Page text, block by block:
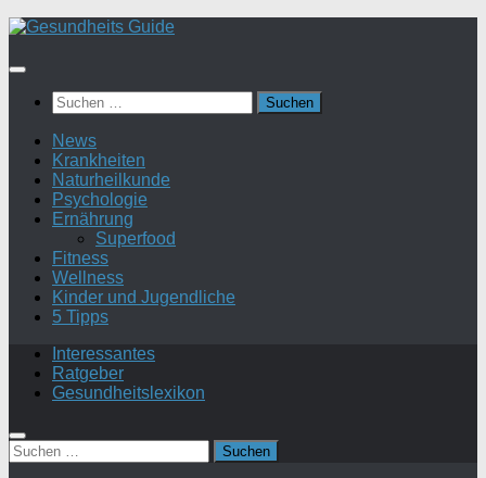
Suchen
nach:
News
Krankheiten
Naturheilkunde
Psychologie
Ernährung
Superfood
Fitness
Wellness
Kinder und Jugendliche
5 Tipps
Interessantes
Ratgeber
Gesundheitslexikon
Suchen
nach: